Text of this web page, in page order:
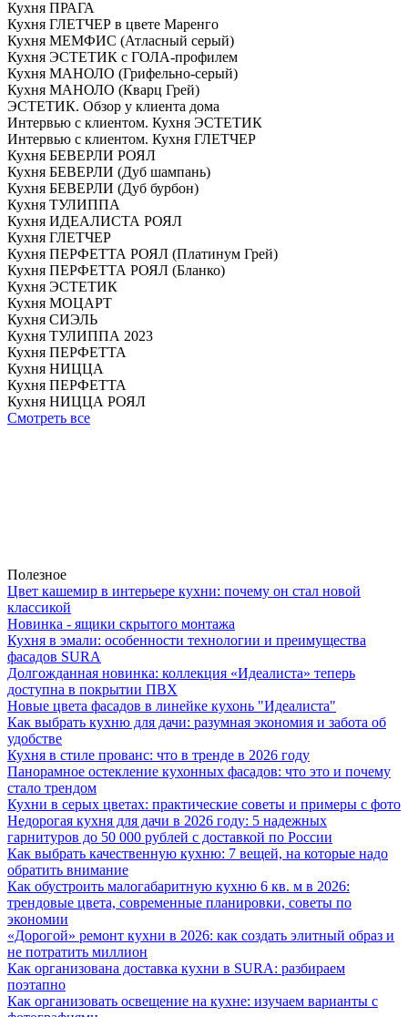
Кухня ПРАГА
Кухня ГЛЕТЧЕР в цвете Маренго
Кухня МЕМФИС (Атласный серый)
Кухня ЭСТЕТИК с ГОЛА-профилем
Кухня МАНОЛО (Грифельно-серый)
Кухня МАНОЛО (Кварц Грей)
ЭСТЕТИК. Обзор у клиента дома
Интервью с клиентом. Кухня ЭСТЕТИК
Интервью с клиентом. Кухня ГЛЕТЧЕР
Кухня БЕВЕРЛИ РОЯЛ
Кухня БЕВЕРЛИ (Дуб шампань)
Кухня БЕВЕРЛИ (Дуб бурбон)
Кухня ТУЛИППА
Кухня ИДЕАЛИСТА РОЯЛ
Кухня ГЛЕТЧЕР
Кухня ПЕРФЕТТА РОЯЛ (Платинум Грей)
Кухня ПЕРФЕТТА РОЯЛ (Бланко)
Кухня ЭСТЕТИК
Кухня МОЦАРТ
Кухня СИЭЛЬ
Кухня ТУЛИППА 2023
Кухня ПЕРФЕТТА
Кухня НИЦЦА
Кухня ПЕРФЕТТА
Кухня НИЦЦА РОЯЛ
Смотреть все
Полезное
Цвет кашемир в интерьере кухни: почему он стал новой
классикой
Новинка - ящики скрытого монтажа
Кухня в эмали: особенности технологии и преимущества
фасадов SURA
Долгожданная новинка: коллекция «Идеалиста» теперь
доступна в покрытии ПВХ
Новые цвета фасадов в линейке кухонь "Идеалиста"
Как выбрать кухню для дачи: разумная экономия и забота об
удобстве
Кухня в стиле прованс: что в тренде в 2026 году
Панорамное остекление кухонных фасадов: что это и почему
стало трендом
Кухни в серых цветах: практические советы и примеры с фото
Недорогая кухня для дачи в 2026 году: 5 надежных
гарнитуров до 50 000 рублей с доставкой по России
Как выбрать качественную кухню: 7 вещей, на которые надо
обратить внимание
Как обустроить малогабаритную кухню 6 кв. м в 2026:
трендовые цвета, современные планировки, советы по
экономии
«Дорогой» ремонт кухни в 2026: как создать элитный образ и
не потратить миллион
Как организована доставка кухни в SURA: разбираем
поэтапно
Как организовать освещение на кухне: изучаем варианты с